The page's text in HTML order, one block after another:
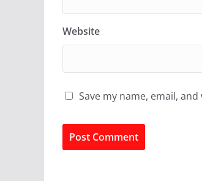
Website
Save my name, email,